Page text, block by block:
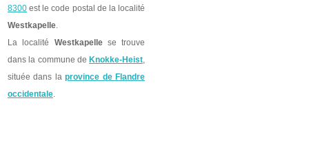
8300 est le code postal de la localité
Westkapelle.
La localité Westkapellese trouve
dans la commune de Knokke-Heist,
située dans laprovince de Flandre
occidentale.